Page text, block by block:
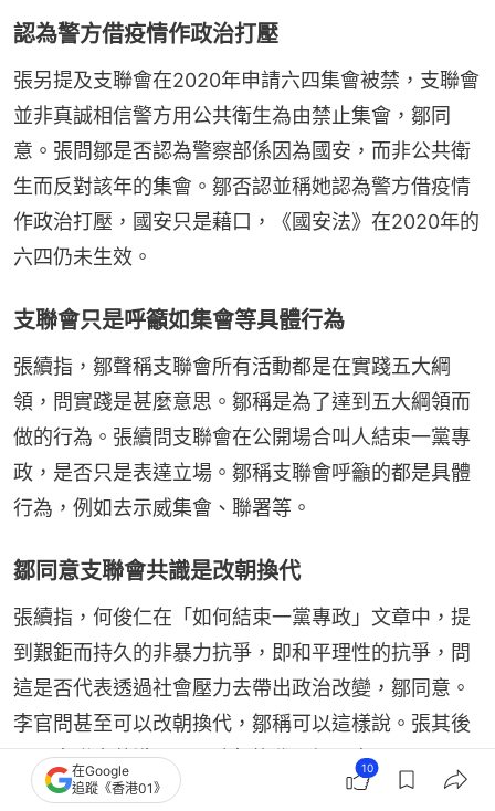
認為警方借疫情作政治打壓
張另提及支聯會在2020年申請六四集會被禁，支聯會
並非真誠相信警方用公共衛生為由禁止集會，鄒同
意。張問鄒是否認為警察部係因為國安，而非公共衛
生而反對該年的集會。鄒否認並稱她認為警方借疫情
作政治打壓，國安只是藉口，《國安法》在2020年的
六四仍未生效。
支聯會只是呼籲如集會等具體行為
張續指，鄒聲稱支聯會所有活動都是在實踐五大綱
領，問實踐是甚麼意思。鄒稱是為了達到五大綱領而
做的行為。張續問支聯會在公開場合叫人結束一黨專
政，是否只是表達立場。鄒稱支聯會呼籲的都是具體
行為，例如去示威集會、聯署等。
鄒同意支聯會共識是改朝換代
張續指，何俊仁在「如何結束一黨專政」文章中，提
到艱鉅而持久的非暴力抗爭，即和平理性的抗爭，問
這是否代表透過社會壓力去帶出政治改變，鄒同意。
李官問甚至可以改朝換代，鄒稱可以這樣說。張其後
問，支聯會共識是否要改朝換代，鄒同意。
在Google
追蹤《香港01》
10